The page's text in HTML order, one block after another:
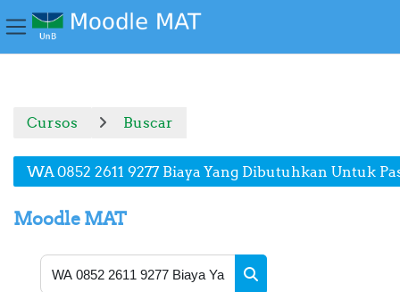
Cursos Buscar
WA 0852 2611 9277 Biaya Yang Dibutuhkan Untuk
Moodle MAT
Buscar cursos